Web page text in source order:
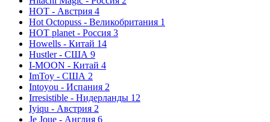
HOT - Австрия 4
Hot Octopuss - Великобритания 1
HOT planet - Россия 3
Howells - Китай 14
Hustler - США 9
I-MOON - Китай 4
ImToy - США 2
Intoyou - Испания 2
Irresistible - Нидерланды 12
Iyiqu - Австрия 2
Je Joue - Англия 6